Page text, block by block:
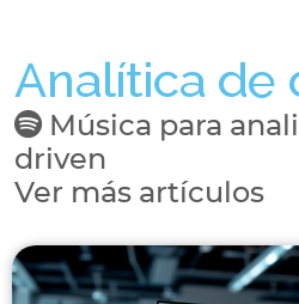
Analítica de
Música para
driven
Ver más artículos